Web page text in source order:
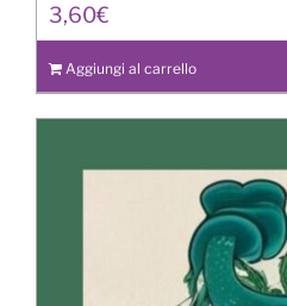
3,60€
Aggiungi al carrello